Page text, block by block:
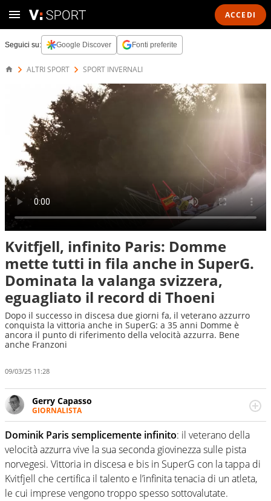
ACCEDI
Seguici su: Google Discover Fonti preferite
ALTRI SPORT SPORT INVERNALI
Kvitfjell, infinito Paris: Domme
mette tutti in fila anche in SuperG.
Dominata la valanga svizzera,
eguagliato il record di Thoeni
Dopo il successo in discesa due giorni fa, il veterano azzurro
conquista la vittoria anche in SuperG: a 35 anni Domme è
ancora il punto di riferimento della velocità azzurra. Bene
anche Franzoni
09/03/25 11:28
Gerry Capasso
GIORNALISTA
Per lui gli sport americani non hanno segreti: basket,
football, baseball e la capacità innata di trovare la notizia
dove altri non vedono granché
Dominik Paris semplicemente infinito: il veterano della
velocità azzurra vive la sua seconda giovinezza sulle pista
norvegesi. Vittoria in discesa e bis in SuperG con la tappa di
Kvitfjell che certifica il talento e l’infinita tenacia di un atleta,
le cui imprese vengono troppo spesso sottovalutate.